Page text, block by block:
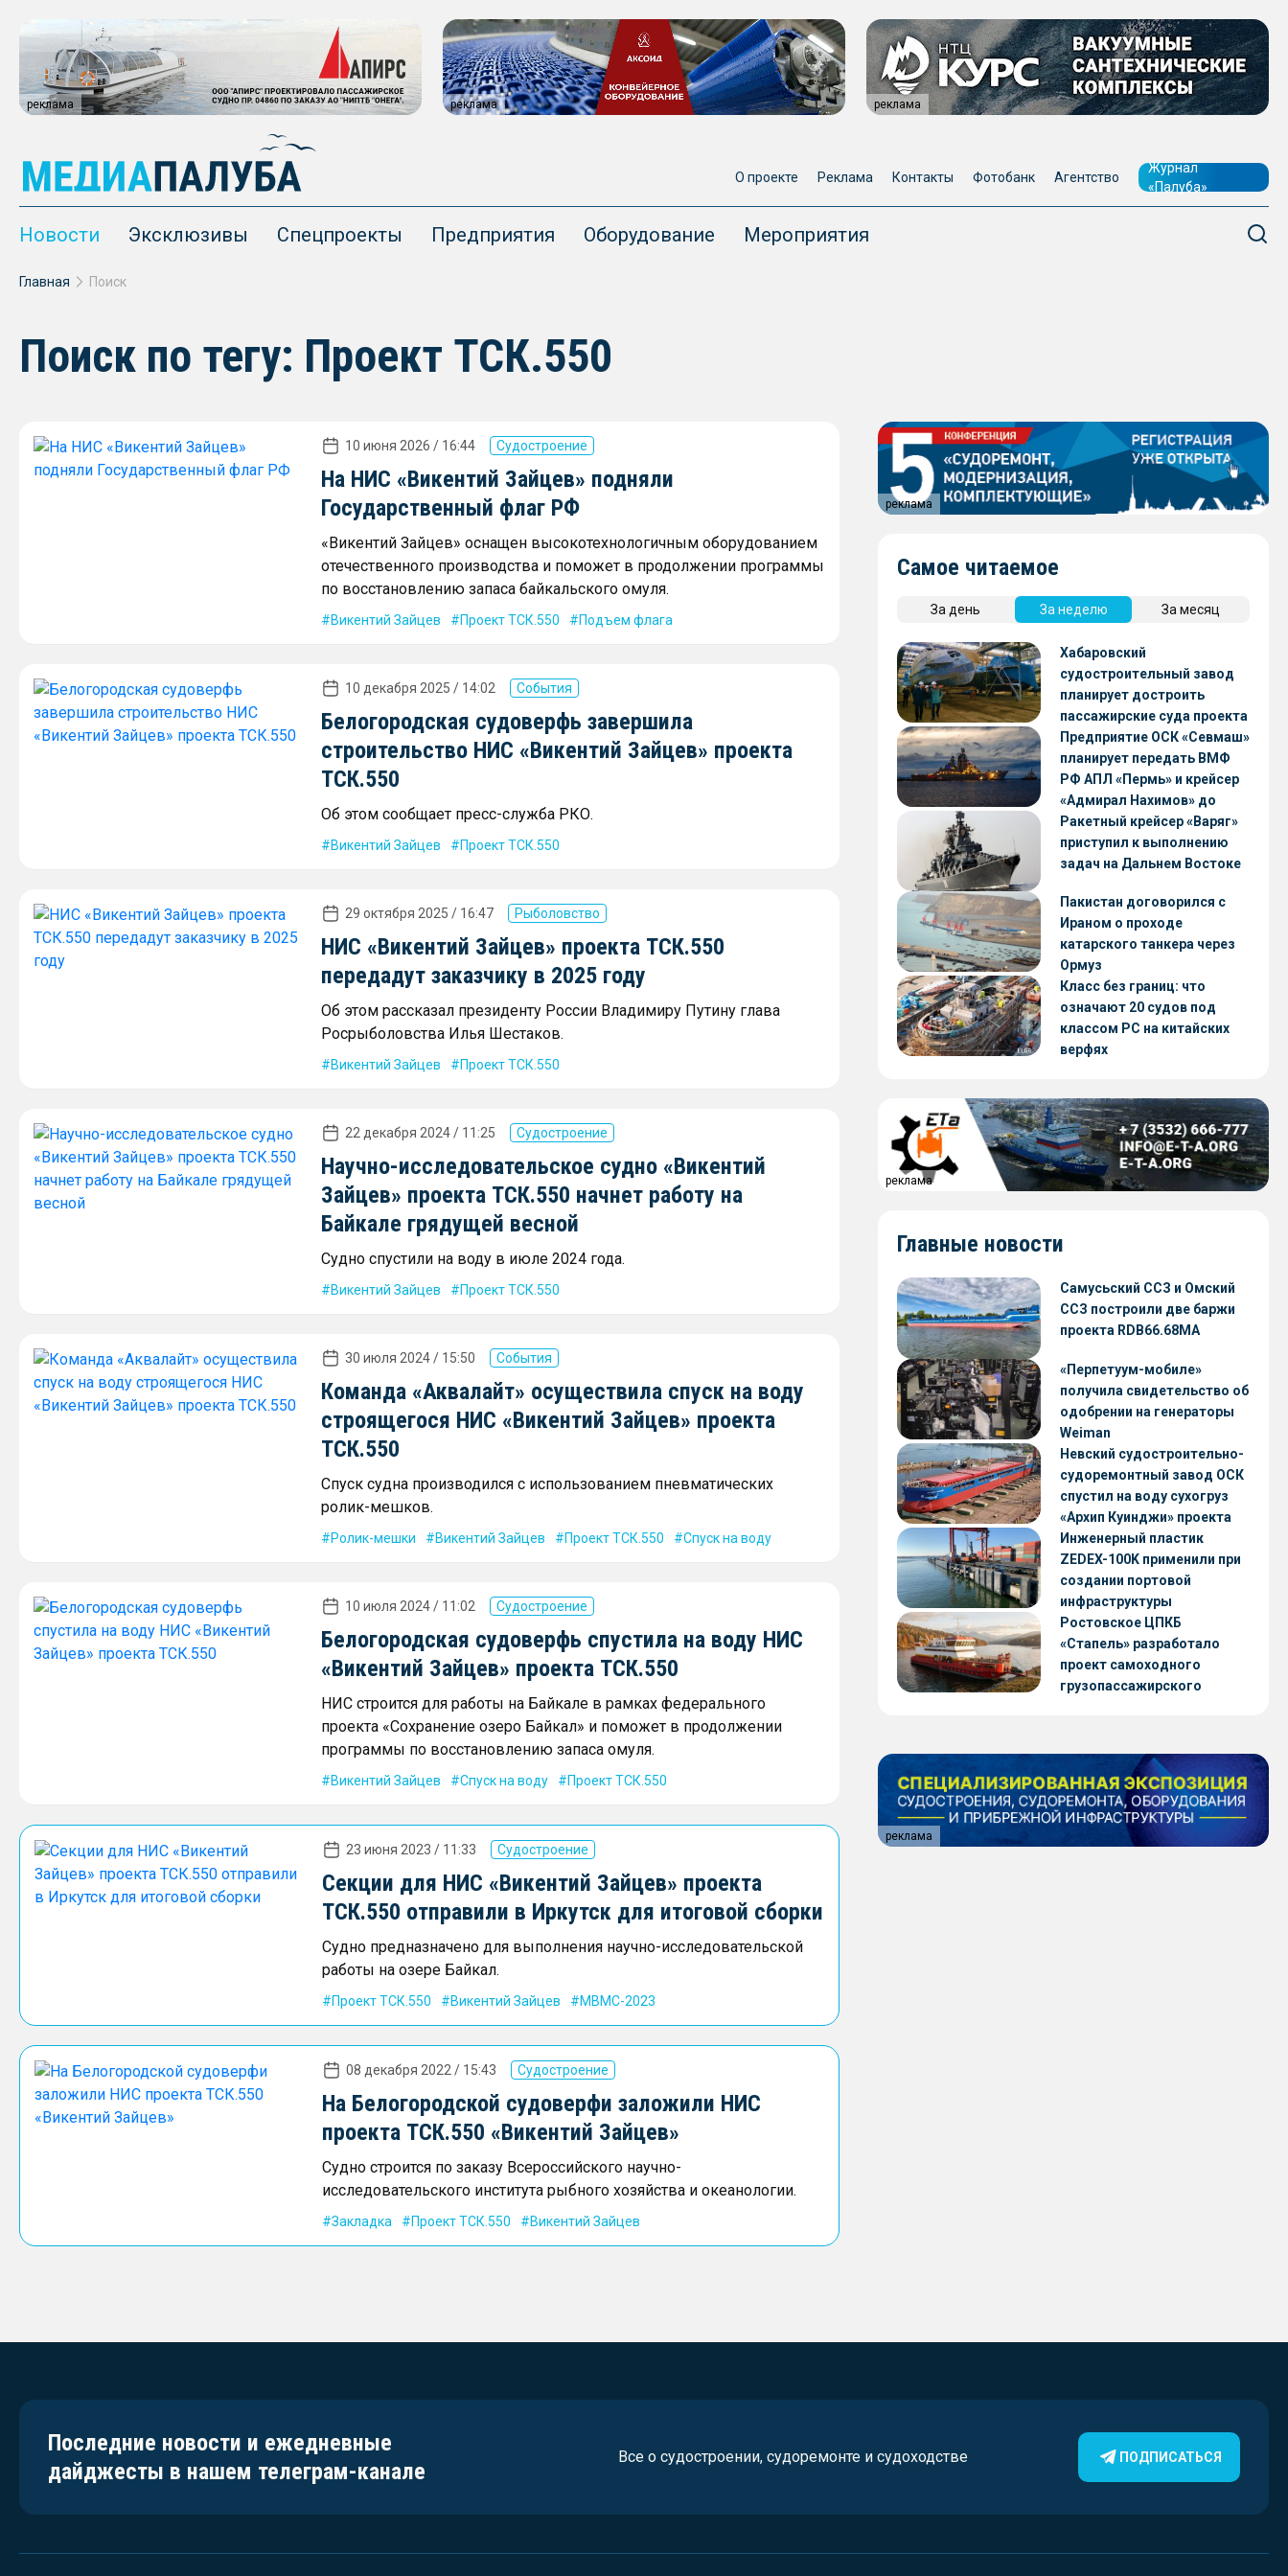
реклама реклама реклама
О проекте Реклама Контакты Фотобанк Агентство
Журнал
«Палуба»
Новости Эксклюзивы Спецпроекты Предприятия Оборудование Мероприятия
Главная Поиск
Поиск по тегу: Проект ТСК.550
10 июня 2026 / 16:44 Судостроение
На НИС «Викентий Зайцев» подняли
Государственный флаг РФ
«Викентий Зайцев» оснащен высокотехнологичным оборудованием
отечественного производства и поможет в продолжении программы
по восстановлению запаса байкальского омуля.
Викентий Зайцев Проект ТСК.550 Подъем флага
10 декабря 2025 / 14:02 События
Белогородская судоверфь завершила
строительство НИС «Викентий Зайцев» проекта
ТСК.550
Об этом сообщает пресс-служба РКО.
Викентий Зайцев Проект ТСК.550
29 октября 2025 / 16:47 Рыболовство
НИС «Викентий Зайцев» проекта ТСК.550
передадут заказчику в 2025 году
Об этом рассказал президенту России Владимиру Путину глава
Росрыболовства Илья Шестаков.
Викентий Зайцев Проект ТСК.550
22 декабря 2024 / 11:25 Судостроение
Научно-исследовательское судно «Викентий
Зайцев» проекта ТСК.550 начнет работу на
Байкале грядущей весной
Судно спустили на воду в июле 2024 года.
Викентий Зайцев Проект ТСК.550
30 июля 2024 / 15:50 События
Команда «Аквалайт» осуществила спуск на воду
строящегося НИС «Викентий Зайцев» проекта
ТСК.550
Спуск судна производился с использованием пневматических
ролик-мешков.
Ролик-мешки Викентий Зайцев Проект ТСК.550 Спуск на воду
10 июля 2024 / 11:02 Судостроение
Белогородская судоверфь спустила на воду НИС
«Викентий Зайцев» проекта ТСК.550
НИС строится для работы на Байкале в рамках федерального
проекта «Сохранение озеро Байкал» и поможет в продолжении
программы по восстановлению запаса омуля.
Викентий Зайцев Спуск на воду Проект ТСК.550
23 июня 2023 / 11:33 Судостроение
Секции для НИС «Викентий Зайцев» проекта
ТСК.550 отправили в Иркутск для итоговой сборки
Судно предназначено для выполнения научно-исследовательской
работы на озере Байкал.
Проект ТСК.550 Викентий Зайцев МВМС-2023
08 декабря 2022 / 15:43 Судостроение
На Белогородской судоверфи заложили НИС
проекта ТСК.550 «Викентий Зайцев»
Судно строится по заказу Всероссийского научно-
исследовательского института рыбного хозяйства и океанологии.
Закладка Проект ТСК.550 Викентий Зайцев
реклама
Самое читаемое
За день За неделю За месяц
Хабаровский
судостроительный завод
планирует достроить
пассажирские суда проекта
А45-2
Предприятие ОСК «Севмаш»
планирует передать ВМФ
РФ АПЛ «Пермь» и крейсер
«Адмирал Нахимов» до
конца 2026 года
Ракетный крейсер «Варяг»
приступил к выполнению
задач на Дальнем Востоке
Пакистан договорился с
Ираном о проходе
катарского танкера через
Ормуз
Класс без границ: что
означают 20 судов под
классом РС на китайских
верфях
реклама
Главные новости
Самусьский ССЗ и Омский
ССЗ построили две баржи
проекта RDB66.68МА
«Перпетуум-мобиле»
получила свидетельство об
одобрении на генераторы
Weiman
Невский судостроительно-
судоремонтный завод ОСК
спустил на воду сухогруз
«Архип Куинджи» проекта
RSD59
Инженерный пластик
ZEDEX-100K применили при
создании портовой
инфраструктуры
Ростовское ЦПКБ
«Стапель» разработало
проект самоходного
грузопассажирского
реклама
Последние новости и ежедневные
дайджесты в нашем телеграм-канале
Все о судостроении, судоремонте и судоходстве ПОДПИСАТЬСЯ